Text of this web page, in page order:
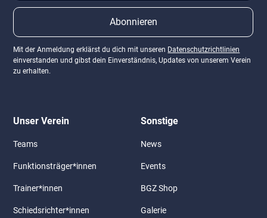
Mit der Anmeldung erklärst du dich mit unseren Datenschutzrichtlinien
einverstanden und gibst dein Einverständnis, Updates von unserem Verein
zu erhalten.
Unser Verein
Teams
Funktionsträger*innen
Trainer*innen
Schiedsrichter*innen
Sonstige
News
Events
BGZ Shop
Galerie